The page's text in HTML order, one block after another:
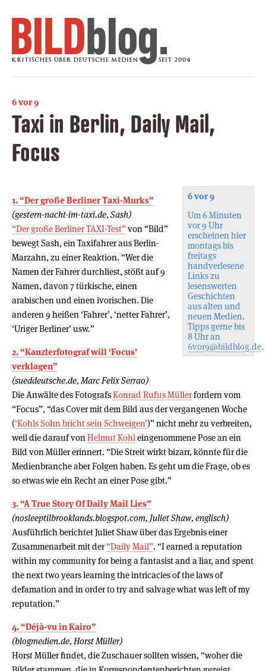
6 vor 9
Taxi in Berlin, Daily Mail,
Focus
6 vor 9
Um 6 Minuten
vor 9 Uhr
erscheinen hier
montags bis
freitags
handverlesene
Links zu
lesenswerten
Geschichten
aus alten und
neuen Medien.
Tipps gerne bis
8 Uhr an
6vor9@bildblog.de.
1. “Der große Berliner Taxi-Murks”
(gestern-nacht-im-taxi.de, Sash)
“Der große Berliner TAXI-Test”von “Bild”
bewegt Sash, ein Taxifahrer aus Berlin-
Marzahn, zu einer Reaktion. “Wer die
Namen der Fahrer durchliest, stößt auf 9
Namen, davon 7 türkische, einen
arabischen und einen ivorischen. Die
anderen 9 heißen ‘Fahrer’, ‘netter Fahrer’,
‘Uriger Berliner’ usw.”
2. “Kanzlerfotograf will ‘Focus’
verklagen”
(sueddeutsche.de, Marc Felix Serrao)
Die Anwälte des FotografsKonrad Rufus Müllerfordern vom
“Focus”, “das Cover mit dem Bild aus der vergangenen Woche
(‘Kohls Sohn bricht sein Schweigen’)” nicht mehr zu verbreiten,
weil die darauf von Helmut Kohl eingenommene Pose an ein
Bild von Müller erinnert. “Die Streit wirkt bizarr, könnte für die
Medienbranche aber Folgen haben. Es geht um die Frage, ob es
so etwas wie ein Recht an einer Pose gibt.”
3. “A True Story Of Daily Mail Lies”
(nosleeptilbrooklands.blogspot.com, Juliet Shaw, englisch)
Ausführlich berichtet Juliet Shaw über das Ergebnis einer
Zusammenarbeit mit der“Daily Mail”. “I earned a reputation
within my community for being a fantasist and a liar, and spent
the next two years learning the intricacies of the laws of
defamation and in order to try and salvage what was left of my
reputation.”
4. “Déjà-vu in Kairo”
(blogmedien.de, Horst Müller)
Horst Müller findet, die Zuschauer sollten wissen, “woher die